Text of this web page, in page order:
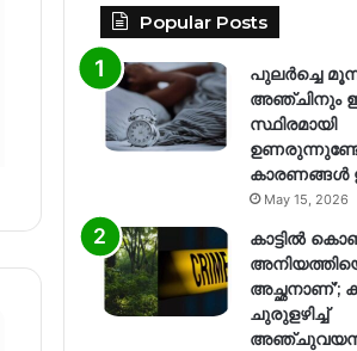
Popular Posts
പുലർച്ചെ
അഞ്ചിനും
സ്ഥിരമായി
കാരണങ്ങള്‍
May 15, 2026
കാട്ടിൽ
അച്ഛനാണ്’;
ചുരുളഴിച്ച്